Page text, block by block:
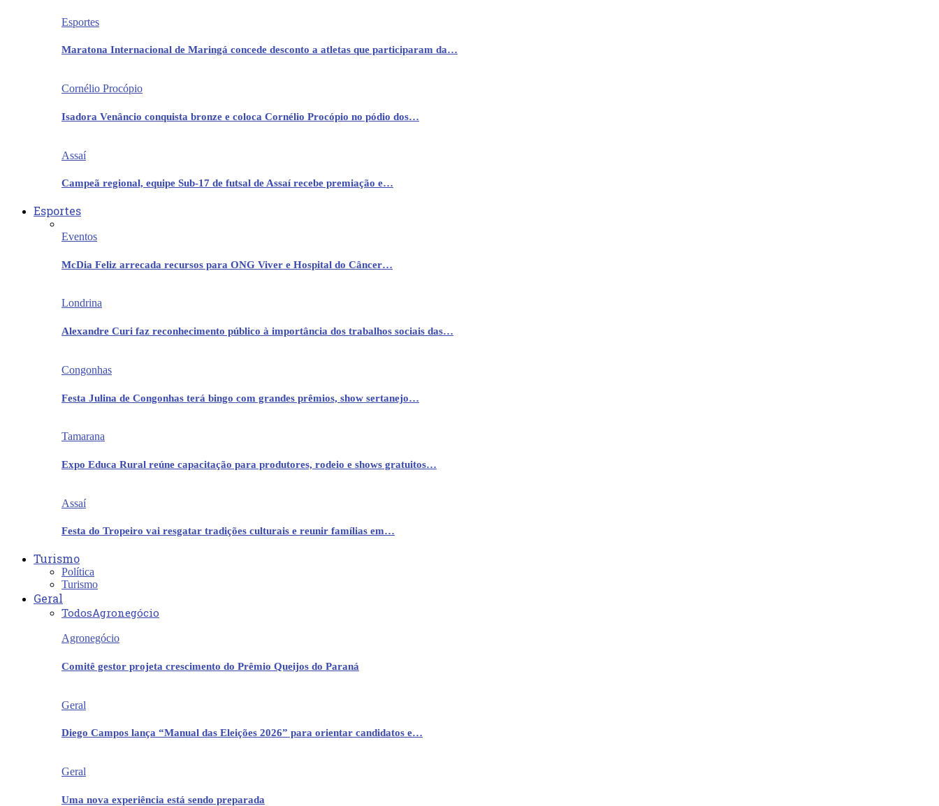
Esportes
Maratona Internacional de Maringá concede desconto a atletas que participaram da…
Cornélio Procópio
Isadora Venâncio conquista bronze e coloca Cornélio Procópio no pódio dos…
Assaí
Campeã regional, equipe Sub-17 de futsal de Assaí recebe premiação e…
Esportes
Eventos
McDia Feliz arrecada recursos para ONG Viver e Hospital do Câncer…
Londrina
Alexandre Curi faz reconhecimento público à importância dos trabalhos sociais das…
Congonhas
Festa Julina de Congonhas terá bingo com grandes prêmios, show sertanejo…
Tamarana
Expo Educa Rural reúne capacitação para produtores, rodeio e shows gratuitos…
Assaí
Festa do Tropeiro vai resgatar tradições culturais e reunir famílias em…
Turismo
Política
Turismo
Geral
TodosAgronegócio
Agronegócio
Comitê gestor projeta crescimento do Prêmio Queijos do Paraná
Geral
Diego Campos lança “Manual das Eleições 2026” para orientar candidatos e…
Geral
Uma nova experiência está sendo preparada